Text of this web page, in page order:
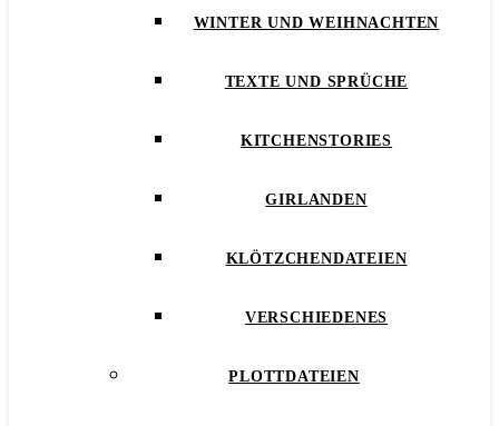
WINTER UND WEIHNACHTEN
TEXTE UND SPRÜCHE
KITCHENSTORIES
GIRLANDEN
KLÖTZCHENDATEIEN
VERSCHIEDENES
PLOTTDATEIEN